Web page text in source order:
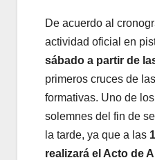
De acuerdo al
actividad oficial en
sábado a partir de
primeros cruces de
formativas. Uno de
solemnes del fin de
la tarde, ya que a las
realizará el Acto de